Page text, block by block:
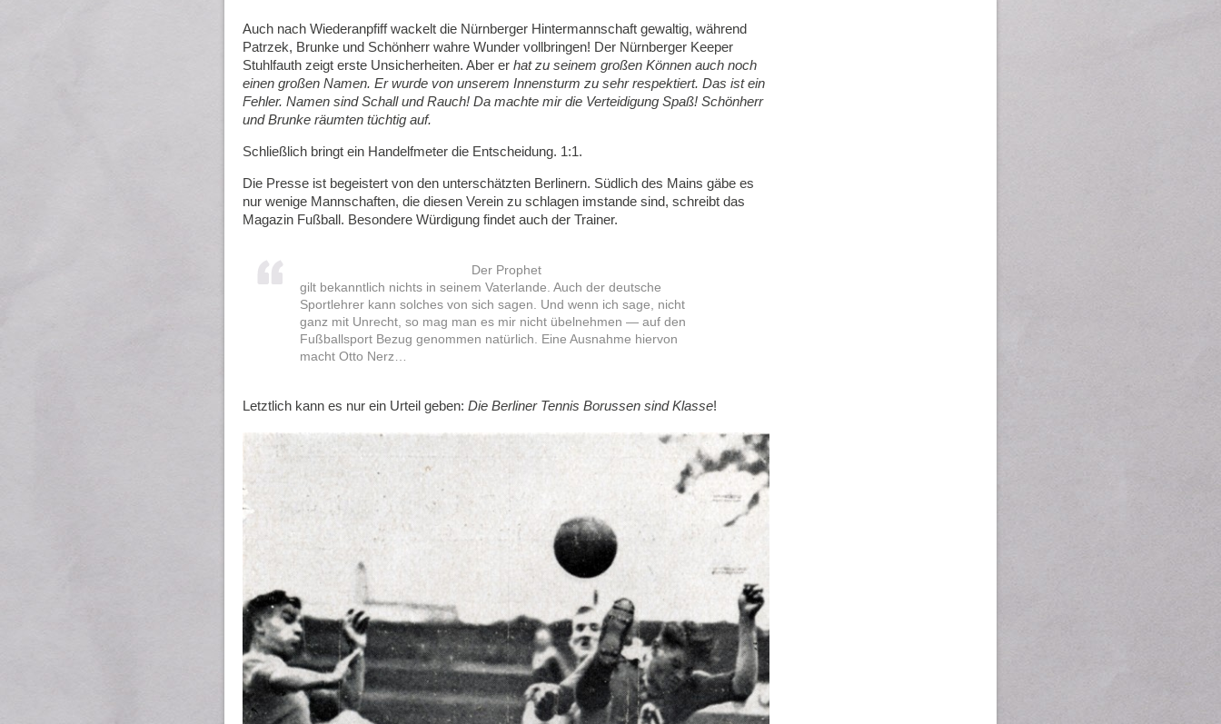
Auch nach Wiederanpfiff wackelt die Nürnberger Hintermannschaft gewaltig, während
Patrzek, Brunke und Schönherr wahre Wunder vollbringen! Der Nürnberger Keeper
Stuhlfauth zeigt erste Unsicherheiten. Aber er hat zu seinem großen Können auch noch
einen großen Namen. Er wurde von unserem Innensturm zu sehr respektiert. Das ist ein
Fehler. Namen sind Schall und Rauch! Da machte mir die Verteidigung Spaß! Schönherr
und Brunke räumten tüchtig auf.
Schließlich bringt ein Handelfmeter die Entscheidung. 1:1.
Die Presse ist begeistert von den unterschätzten Berlinern. Südlich des Mains gäbe es
nur wenige Mannschaften, die diesen Verein zu schlagen imstande sind, schreibt das
Magazin Fußball. Besondere Würdigung findet auch der Trainer.
Der Prophet
gilt bekanntlich nichts in seinem Vaterlande. Auch der deutsche
Sportlehrer kann solches von sich sagen. Und wenn ich sage, nicht
ganz mit Unrecht, so mag man es mir nicht übelnehmen — auf den
Fußballsport Bezug genommen natürlich. Eine Ausnahme hiervon
macht Otto Nerz…
Letztlich kann es nur ein Urteil geben: Die Berliner Tennis Borussen sind Klasse!